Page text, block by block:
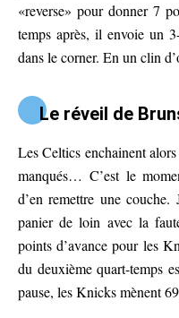
«reverse» pour donner 7
temps après, il envoie un
dans le corner. En un clin
Le réveil de
Les Celtics enchainent
manqués… C’est le
d’en remettre une
panier de loin avec la
points d’avance pour les
du deuxième quart-temps
pause, les Knicks mènent